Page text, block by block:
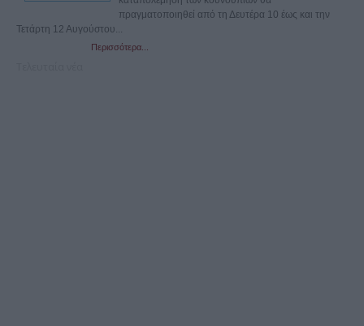
πραγματοποιηθεί από τη Δευτέρα 10 έως και την
Τετάρτη 12 Αυγούστου...
Περισσότερα...